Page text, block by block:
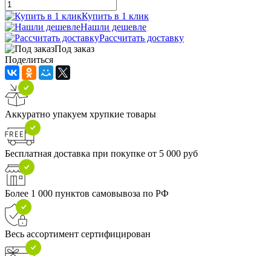
Купить в 1 клик
Нашли дешевле
Рассчитать доставку
Под заказ
Поделиться
Аккуратно упакуем хрупкие товары
Бесплатная доставка при покупке от 5 000 руб
Более 1 000 пунктов самовывоза по РФ
Весь ассортимент сертифицирован